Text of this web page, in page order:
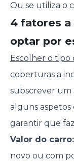
Ou se utiliza o
4 fatores
optar por
Escolher o
coberturas a
subscrever um
alguns aspetos
garantir que
Valor do carro:
novo ou com